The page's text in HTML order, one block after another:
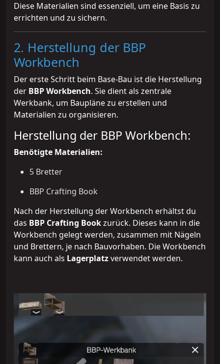
Diese Materialien sind essenziell, um eine Basis zu
errichten und zu sichern.
2. Herstellung der BBP
Workbench
Der erste Schritt beim Base-Bau ist die Herstellung
der BBP Workbench. Sie dient als zentrale
Werkbank, um Baupläne zu erstellen und
Materialien zu organisieren.
Herstellung der BBP Workbench:
Benötigte Materialien:
5 Bretter
BBP Crafting Book
Nach der Herstellung der Workbench erhältst du
das BBP Crafting Bookzurück. Dieses kann in die
Workbench gelegt werden, zusammen mit Nägeln
und Brettern, je nach Bauvorhaben. Die Workbench
kann auch als Lagerplatzverwendet werden.